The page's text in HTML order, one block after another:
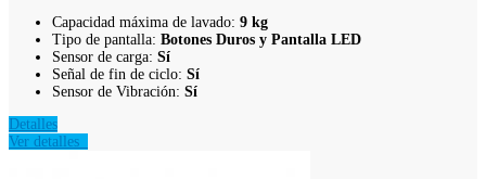
Capacidad máxima de lavado: 9 kg
​Tipo de pantalla: Botones Duros y Pantalla LED
Sensor de carga: Sí
Señal de fin de ciclo: Sí
Sensor de Vibración: Sí
Detalles
Ver detalles